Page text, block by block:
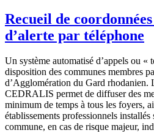
Recueil de
d’alerte par téléphone
Un système automatisé d’appels ou «
disposition des communes membres
d’Agglomération du Gard rhodanien.
CEDRALIS permet de diffuser des
minimum de temps à tous les foyers,
établissements professionnels
commune, en cas de risque majeur,